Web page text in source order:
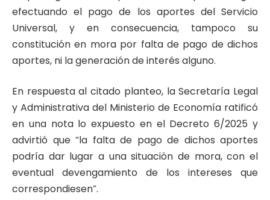
efectuando el pago de los aportes del Servicio
Universal, y en consecuencia, tampoco su
constitución en mora por falta de pago de dichos
aportes, ni la generación de interés alguno.
En respuesta al citado planteo, la Secretaría Legal
y Administrativa del Ministerio de Economía ratificó
en una nota lo expuesto en el Decreto 6/2025 y
advirtió que “la falta de pago de dichos aportes
podría dar lugar a una situación de mora, con el
eventual devengamiento de los intereses que
correspondiesen”.